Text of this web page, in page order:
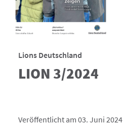
Lions Deutschland
LION 3/2024
Veröffentlicht am 03. Juni 2024